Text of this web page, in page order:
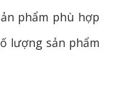
phẩm phù hợp
lượng sản phẩm